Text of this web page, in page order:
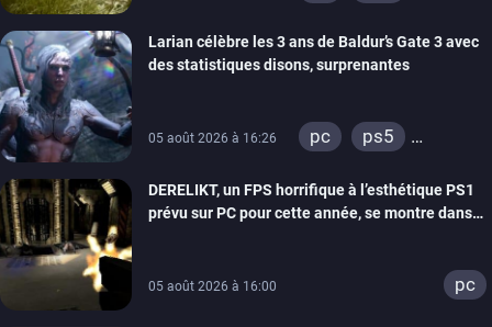
Larian célèbre les 3 ans de Baldur’s Gate 3 avec
des statistiques disons, surprenantes
05 août 2026 à 16:26 pc
ps5
DERELIKT, un FPS horrifique à l’esthétique PS1
prévu sur PC pour cette année, se montre dans
05 août 2026 à 16:00 pc